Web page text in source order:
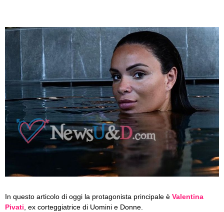
In questo articolo di oggi la protagonista principale è Valentina
Pivati, ex corteggiatrice di Uomini e Donne.